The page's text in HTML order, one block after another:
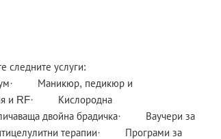
следните услуги:
Маникюр, педикюр и
и RF· Кислородна
двойна брадичка· Ваучери за
терапии· Програми за